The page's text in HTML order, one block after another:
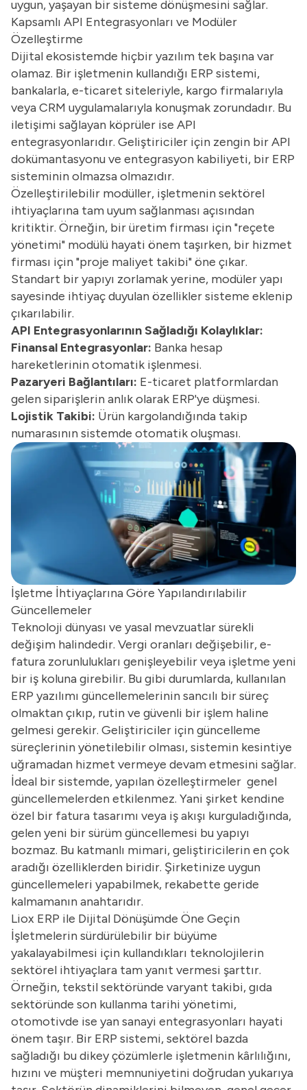
uygun, yaşayan bir sisteme dönüşmesini sağlar.
Kapsamlı API Entegrasyonları ve Modüler
Özelleştirme
Dijital ekosistemde hiçbir yazılım tek başına var
olamaz. Bir işletmenin kullandığı ERP sistemi,
bankalarla, e-ticaret siteleriyle, kargo firmalarıyla
veya CRM uygulamalarıyla konuşmak zorundadır. Bu
iletişimi sağlayan köprüler ise API
entegrasyonlarıdır. Geliştiriciler için zengin bir API
dokümantasyonu ve entegrasyon kabiliyeti, bir ERP
sisteminin olmazsa olmazıdır.
Özelleştirilebilir modüller, işletmenin sektörel
ihtiyaçlarına tam uyum sağlanması açısından
kritiktir. Örneğin, bir üretim firması için "reçete
yönetimi" modülü hayati önem taşırken, bir hizmet
firması için "proje maliyet takibi" öne çıkar.
Standart bir yapıyı zorlamak yerine, modüler yapı
sayesinde ihtiyaç duyulan özellikler sisteme eklenip
çıkarılabilir.
API Entegrasyonlarının Sağladığı Kolaylıklar:
Finansal Entegrasyonlar: Banka hesap
hareketlerinin otomatik işlenmesi.
Pazaryeri Bağlantıları: E-ticaret platformlardan
gelen siparişlerin anlık olarak ERP'ye düşmesi.
Lojistik Takibi: Ürün kargolandığında takip
numarasının sistemde otomatik oluşması.
İşletme İhtiyaçlarına Göre Yapılandırılabilir
Güncellemeler
Teknoloji dünyası ve yasal mevzuatlar sürekli
değişim halindedir. Vergi oranları değişebilir,e-
fatura zorunlulukları genişleyebilir veya işletme yeni
bir iş koluna girebilir. Bu gibi durumlarda, kullanılan
ERP yazılımı güncellemelerinin sancılı bir süreç
olmaktan çıkıp, rutin ve güvenli bir işlem haline
gelmesi gerekir. Geliştiriciler için güncelleme
süreçlerinin yönetilebilir olması, sistemin kesintiye
uğramadan hizmet vermeye devam etmesini sağlar.
İdeal bir sistemde, yapılan özelleştirmeler genel
güncellemelerden etkilenmez. Yani şirket kendine
özel bir fatura tasarımı veya iş akışı kurguladığında,
gelen yeni bir sürüm güncellemesi bu yapıyı
bozmaz. Bu katmanlı mimari, geliştiricilerin en çok
aradığı özelliklerden biridir. Şirketinize uygun
güncellemeleri yapabilmek, rekabette geride
kalmamanın anahtarıdır.
Liox ERP ile Dijital Dönüşümde Öne Geçin
İşletmelerin sürdürülebilir bir büyüme
yakalayabilmesi için kullandıkları teknolojilerin
sektörel ihtiyaçlara tam yanıt vermesi şarttır.
Örneğin, tekstil sektöründe varyant takibi, gıda
sektöründe son kullanma tarihi yönetimi,
otomotivde ise yan sanayi entegrasyonları hayati
önem taşır. Bir ERP sistemi, sektörel bazda
sağladığı bu dikey çözümlerle işletmenin kârlılığını,
hızını ve müşteri memnuniyetini doğrudan yukarıya